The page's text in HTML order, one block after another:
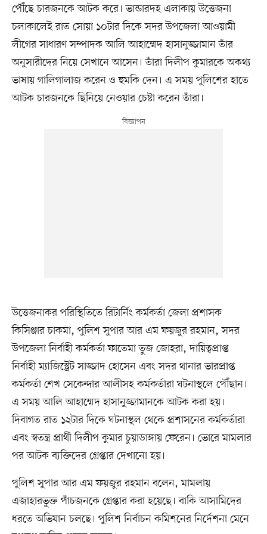
পৌঁছে চারজনকে আটক করে। ভান্ডারদহ এলাকায় উত্তেজনা
চলাকালেই রাত সোয়া ১০টার দিকে সদর উপজেলা আওয়ামী
লীগের সাধারণ সম্পাদক আলি আহাম্মেদ হাসানুজ্জামান তাঁর
অনুসারীদের নিয়ে সেখানে আসেন। তাঁরা দিলীপ কুমারকে অকথ্য
ভাষায় গালিগালাজ করেন ও হুমকি দেন। এ সময় পুলিশের হাতে
আটক চারজনকে ছিনিয়ে নেওয়ার চেষ্টা করেন তাঁরা।
উত্তেজনাকর পরিস্থিতিতে রিটার্নিং কর্মকর্তা জেলা প্রশাসক
কিসিঞ্জার চাকমা, পুলিশ সুপার আর এম ফয়জুর রহমান, সদর
উপজেলা নির্বাহী কর্মকর্তা ফাতেমা তুজ জোহরা, দায়িত্বপ্রাপ্ত
নির্বাহী ম্যাজিস্ট্রেট সাজ্জাদ হোসেন এবং সদর থানার ভারপ্রাপ্ত
কর্মকর্তা শেখ সেকেন্দার আলীসহ কর্মকর্তারা ঘটনাস্থলে পৌঁছান।
এ সময় আলি আহাম্মেদ হাসানুজ্জামানকে আটক করা হয়।
দিবাগত রাত ১২টার দিকে ঘটনাস্থল থেকে প্রশাসনের কর্মকর্তারা
এবং স্বতন্ত্র প্রার্থী দিলীপ কুমার চুয়াডাঙ্গায় ফেরেন। ভোরে মামলার
পর আটক ব্যক্তিদের গ্রেপ্তার দেখানো হয়।
পুলিশ সুপার আর এম ফয়জুর রহমান বলেন, মামলায়
এজাহারভুক্ত পাঁচজনকে গ্রেপ্তার করা হয়েছে। বাকি আসামিদের
ধরতে অভিযান চলছে। পুলিশ নির্বাচন কমিশনের নির্দেশনা মেনে